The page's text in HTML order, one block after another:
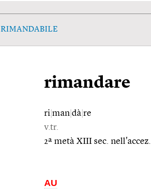
RIMANDABILE
rimandare
ri man dà re
v.tr.
2ª metà XIII sec.
AU